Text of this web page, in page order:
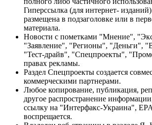
Гиперссылка (для интернет-
размещена в подзаголовке или в
материала.
Новости с пометками "Мнение",
"Заявление", "Регионы", "Деньги",
"Тест-драйв", "Спецпроекты",
правах рекламы.
Раздел Спецпроекты создается
коммерческими партнерами.
Любое копирование, публикация,
другое распространение
ссылку на "Интерфакс-Украина",
воспрещается.